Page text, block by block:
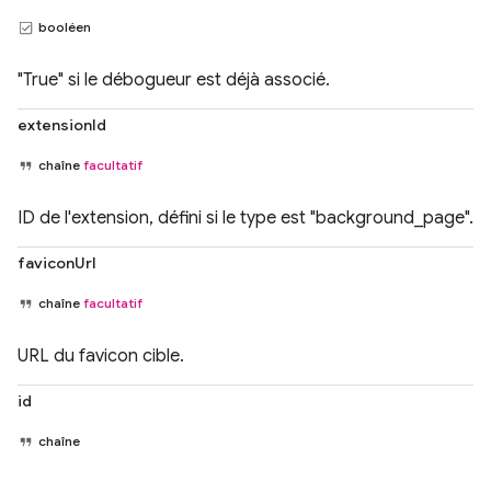
booléen
"True" si le débogueur est déjà associé.
extensionId
chaîne facultatif
ID de l'extension, défini si le type est "background_page".
faviconUrl
chaîne facultatif
URL du favicon cible.
id
chaîne